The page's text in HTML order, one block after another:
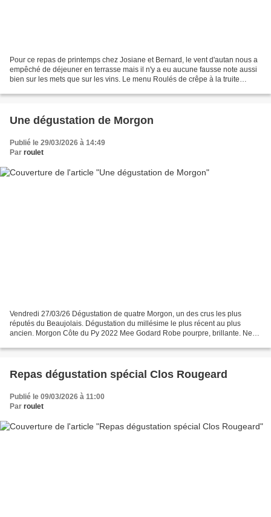
Pour ce repas de printemps chez Josiane et Bernard, le vent d'autan nous a
empêché de déjeuner en terrasse mais il n'y a eu aucune fausse note aussi
bien sur les mets que sur les vins. Le menu Roulés de crêpe à la truite
Une dégustation de Morgon
Publié le 29/03/2026 à 14:49
Par roulet
Vendredi 27/03/26 Dégustation de quatre Morgon, un des crus les plus
réputés du Beaujolais. Dégustation du millésime le plus récent au plus
ancien. Morgon Côte du Py 2022 Mee Godard Robe pourpre, brillante. Nez
Repas dégustation spécial Clos Rougeard
Publié le 09/03/2026 à 11:00
Par roulet